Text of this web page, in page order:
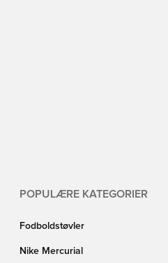
POPULÆRE KATEGORIER
Fodboldstøvler
Nike Mercurial